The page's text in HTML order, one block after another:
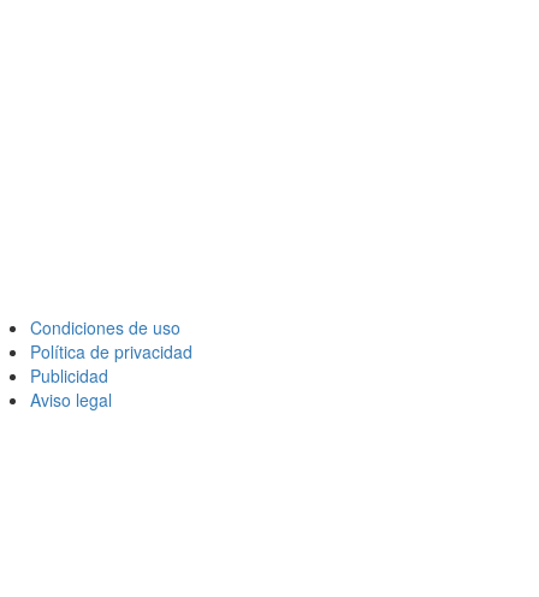
Condiciones de uso
Política de privacidad
Publicidad
Aviso legal